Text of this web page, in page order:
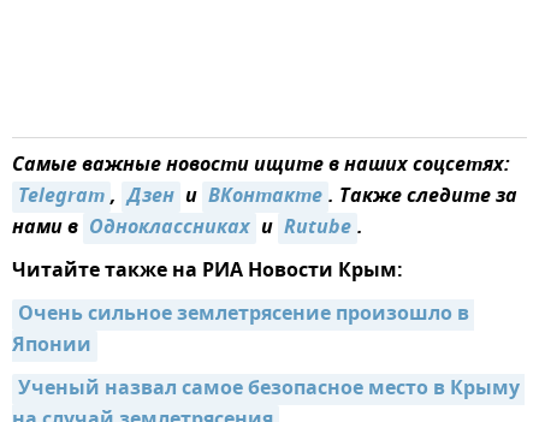
Самые важные новости ищите в наших соцсетях:
Telegram, Дзен и ВКонтакте. Также следите за
нами в Одноклассниках и Rutube.
Читайте также на РИА Новости Крым:
Очень сильное землетрясение произошло в
Японии
Ученый назвал самое безопасное место в Крыму